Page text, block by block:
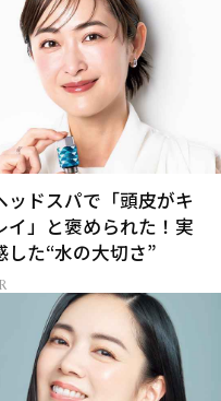
ッドスパで「頭皮がキ
イ」と褒められた！実
した“水の大切さ”